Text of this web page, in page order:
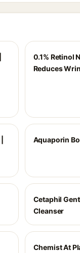
0.1% Retinol
Reduces
Aquaporin
Cetaphil
Cleanser
Chemist At